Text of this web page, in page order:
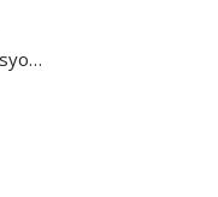
Comfort Plus Kombinasyon Sedye